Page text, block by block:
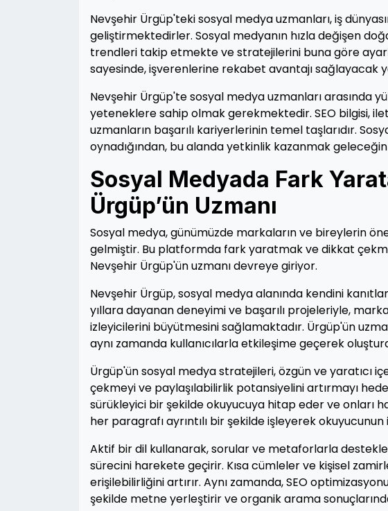
Nevşehir Ürgüp'teki sosyal medya uzmanları, iş
geliştirmektedirler. Sosyal medyanın hızla değişen
trendleri takip etmekte ve stratejilerini buna göre
sayesinde, işverenlerine rekabet avantajı sağlayacak
Nevşehir Ürgüp'te sosyal medya uzmanları arasında
yeteneklere sahip olmak gerekmektedir. SEO bilgisi,
uzmanların başarılı kariyerlerinin temel taşlarıdır.
oynadığından, bu alanda yetkinlik kazanmak
Sosyal Medyada Fark
Ürgüp’ün Uzmanı
Sosyal medya, günümüzde markaların ve bireylerin
gelmiştir. Bu platformda fark yaratmak ve dikkat
Nevşehir Ürgüp'ün uzmanı devreye giriyor.
Nevşehir Ürgüp, sosyal medya alanında kendini
yıllara dayanan deneyimi ve başarılı projeleriyle,
izleyicilerini büyütmesini sağlamaktadır. Ürgüp'ün
aynı zamanda kullanıcılarla etkileşime geçerek
Ürgüp'ün sosyal medya stratejileri, özgün ve yaratıcı
çekmeyi ve paylaşılabilirlik potansiyelini artırmayı
sürükleyici bir şekilde okuyucuya hitap eder ve onları
her paragrafı ayrıntılı bir şekilde işleyerek
Aktif bir dil kullanarak, sorular ve metaforlarla
sürecini harekete geçirir. Kısa cümleler ve kişisel
erişilebilirliğini artırır. Aynı zamanda, SEO
şekilde metne yerleştirir ve organik arama